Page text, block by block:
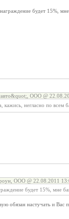
будет 15%,
ООО @
кажись, негласно по всем
ООО @ 22.08.2011
будет 15%, мне
обязан настучать и Вас